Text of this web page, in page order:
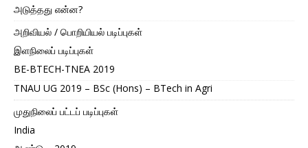
அடுத்தது என்ன?
அறிவியல் / பொறியியல் படிப்புகள்
இளநிலைப் படிப்புகள்
BE-BTECH-TNEA 2019
TNAU UG 2019 – BSc (Hons) – BTech in Agri
முதுநிலைப் பட்டப் படிப்புகள்
India